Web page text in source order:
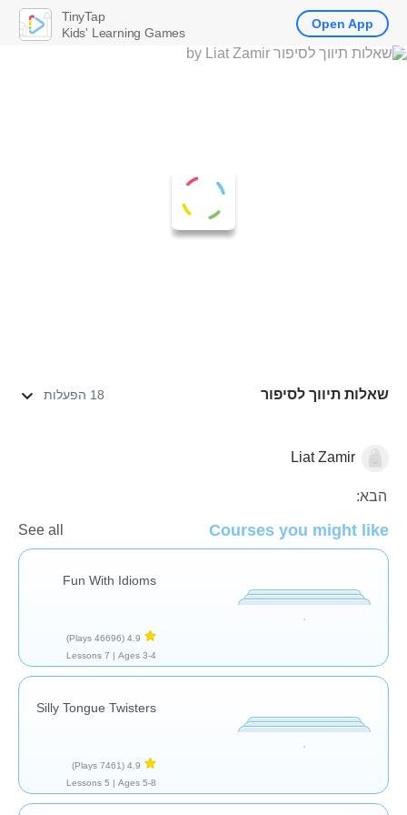
שאלות תיווך לסיפור 18 הפעלות
קלינאות תקשורת
Liat Zamir
הבא:
Courses you might like
See all
Fun With Idioms
4.9
(46696 Plays)
Ages 3-4 |
7 Lessons
Silly Tongue Twisters
4.9
(7461 Plays)
Ages 5-8 |
5 Lessons
TinyTap
Kids' Learning Games
Open App